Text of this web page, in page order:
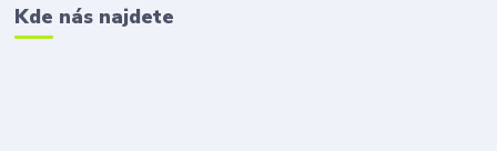
Kde nás najdete